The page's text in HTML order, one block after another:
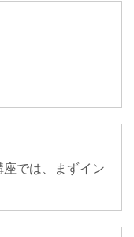
では、まずイン